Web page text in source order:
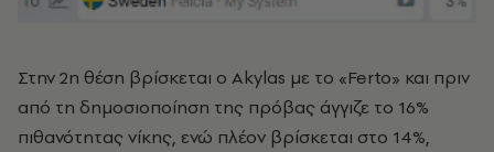
Στην 2η θέση βρίσκεται ο Akylas με το «Ferto» και πριν
από τη δημοσιοποίηση της πρόβας άγγιζε το 16%
πιθανότητας νίκης, ενώ πλέον βρίσκεται στο 14%,